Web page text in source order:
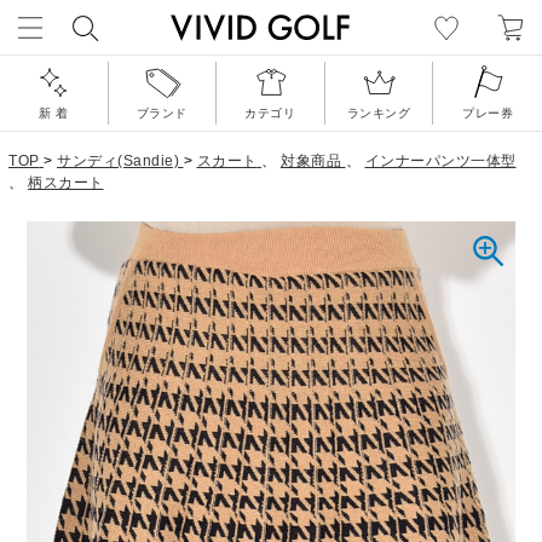
新 着 ブランド カテゴリ ランキング プレー券
TOP > サンディ(Sandie) > スカート 、 対象商品 、
インナーパンツ一体型
、 柄スカート